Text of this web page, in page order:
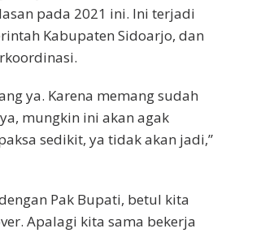
pada 2021 ini. Ini terjadi
Kabupaten Sidoarjo, dan
ya. Karena memang sudah
mungkin ini akan agak
sedikit, ya tidak akan jadi,”
Pak Bupati, betul kita
Apalagi kita sama bekerja